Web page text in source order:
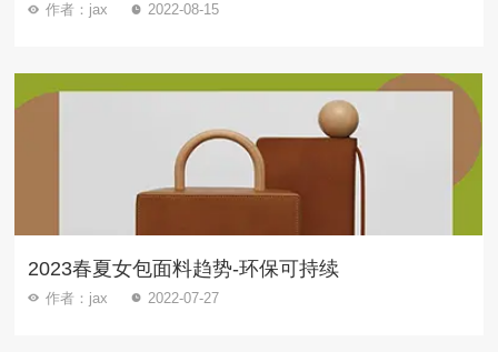
作者：jax 2022-08-15
2023春夏女包面料趋势-环保可持续
作者：jax 2022-07-27